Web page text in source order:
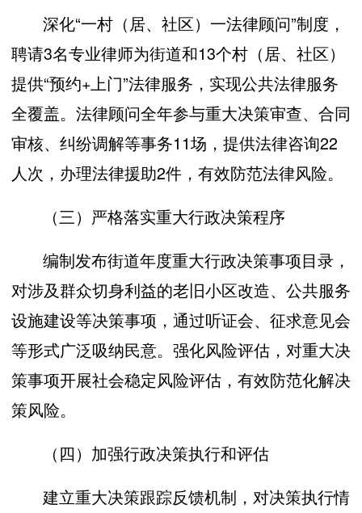
深化“一村（居、社区）一法律顾问”制度，
聘请3名专业律师为街道和13个村（居、社区）
提供“预约+上门”法律服务，实现公共法律服务
全覆盖。法律顾问全年参与重大决策审查、合同
审核、纠纷调解等事务11场，提供法律咨询22
人次，办理法律援助2件，有效防范法律风险。
（三）严格落实重大行政决策程序
编制发布街道年度重大行政决策事项目录，
对涉及群众切身利益的老旧小区改造、公共服务
设施建设等决策事项，通过听证会、征求意见会
等形式广泛吸纳民意。强化风险评估，对重大决
策事项开展社会稳定风险评估，有效防范化解决
策风险。
（四）加强行政决策执行和评估
建立重大决策跟踪反馈机制，对决策执行情